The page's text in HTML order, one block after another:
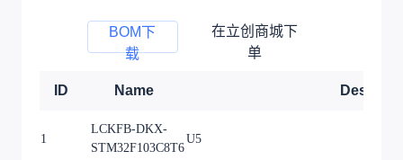
BOM下
载
在立创商城下
单
ID Name
1
LCKFB-DKX-
STM32F103C8T6
U5